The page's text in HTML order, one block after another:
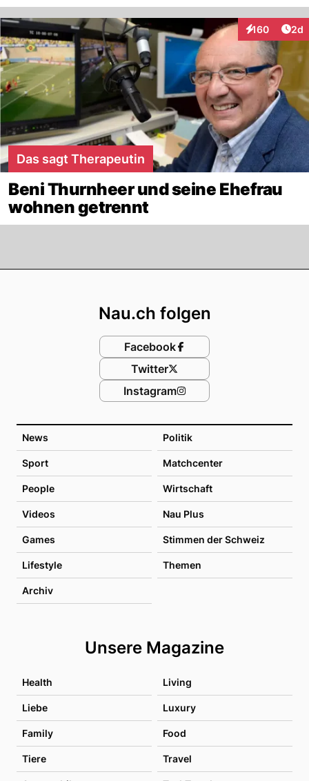
160
Interaktionen
2d
Das sagt Therapeutin
Beni Thurnheer und seine Ehefrau
wohnen getrennt
News Politik
Sport Matchcenter
People Wirtschaft
Videos Nau Plus
Games Stimmen der Schweiz
Lifestyle Themen
Archiv
Unsere Magazine
Health Living
Liebe Luxury
Family Food
Tiere Travel
Nau.ch folgen
Facebook
Twitter
Instagram